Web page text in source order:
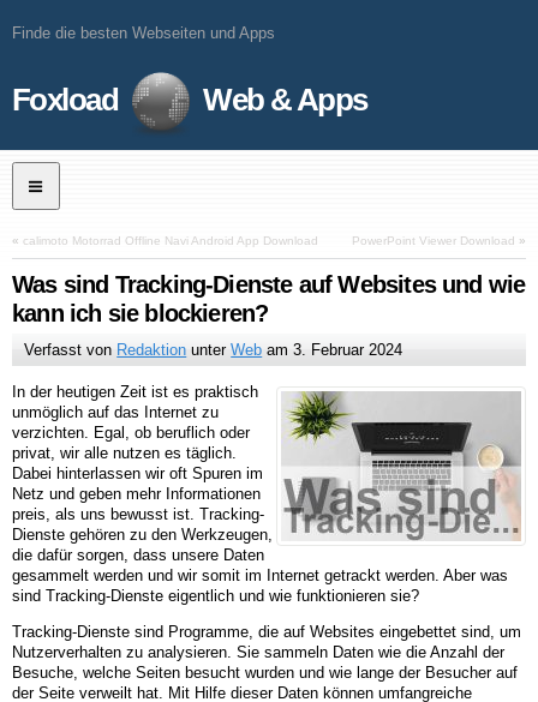
Finde die besten Webseiten und Apps
Foxload Web & Apps
« calimoto Motorrad Offline Navi Android App Download PowerPoint Viewer Download »
Was sind Tracking-Dienste auf Websites und wie
kann ich sie blockieren?
Verfasst von Redaktion unterWeb am3. Februar 2024
In der heutigen Zeit ist es praktisch
unmöglich auf das Internet zu
verzichten. Egal, ob beruflich oder
privat, wir alle nutzen es täglich.
Dabei hinterlassen wir oft Spuren im
Netz und geben mehr Informationen
preis, als uns bewusst ist. Tracking-
Dienste gehören zu den Werkzeugen,
die dafür sorgen, dass unsere Daten
gesammelt werden und wir somit im Internet getrackt werden. Aber was
sind Tracking-Dienste eigentlich und wie funktionieren sie?
Tracking-Dienste sind Programme, die auf Websites eingebettet sind, um
Nutzerverhalten zu analysieren. Sie sammeln Daten wie die Anzahl der
Besuche, welche Seiten besucht wurden und wie lange der Besucher auf
der Seite verweilt hat. Mit Hilfe dieser Daten können umfangreiche